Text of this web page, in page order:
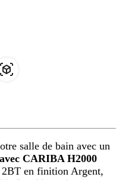
salle de bain avec un
CARIBA H2000
2BT en finition Argent,